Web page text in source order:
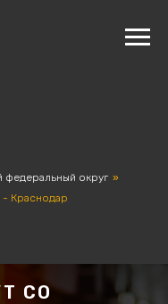
округ »
- Краснодар
СО